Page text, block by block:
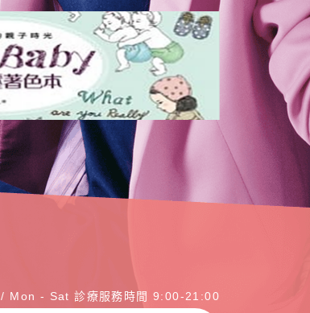
/ Mon - Sat 診療服務時間 9:00-21:00